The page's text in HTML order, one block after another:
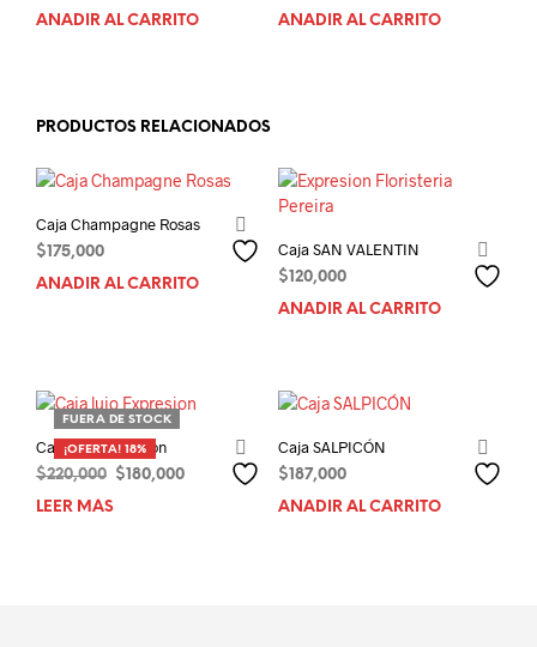
precio
precio
AÑADIR AL CARRITO AÑADIR AL CARRITO
PRODUCTOS RELACIONADOS
Caja Champagne Rosas
$175,000
AÑADIR AL CARRITO
Caja SAN VALENTIN
$120,000
AÑADIR AL CARRITO
FUERA DE STOCK
¡OFERTA! 18%
Caja lujo Expresion
$220,000
El
precio
$180,000El
LEER MÁS
Caja SALPICÓN
$187,000
AÑADIR AL CARRITO